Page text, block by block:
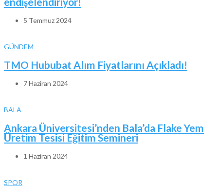
5 Temmuz 2024
GÜNDEM
TMO Hububat Alım Fiyatlarını Açıkladı!
7 Haziran 2024
BALA
Ankara Üniversitesi’nden Bala’da Flake Yem
Üretim Tesisi Eğitim Semineri
1 Haziran 2024
SPOR